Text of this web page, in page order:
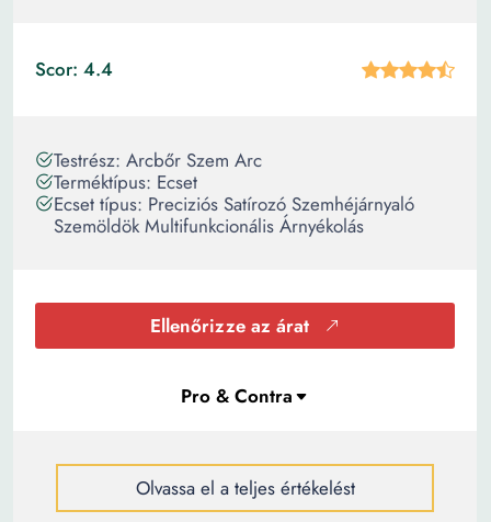
Scor: 4.4
Testrész: Arcbőr Szem Arc
Terméktípus: Ecset
Ecset típus: Preciziós Satírozó Szemhéjárnyaló
Szemöldök Multifunkcionális Árnyékolás
Ellenőrizze az árat
Olvassa el a teljes értékelést